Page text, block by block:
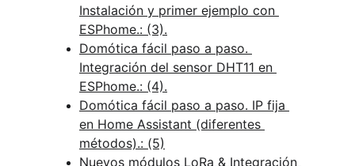
Instalación y primer ejemplo con
ESPhome.: (3).
Domótica fácil paso a paso.
Integración del sensor DHT11 en
ESPhome.: (4).
Domótica fácil paso a paso. IP fija
en Home Assistant (diferentes
métodos).: (5)
Nuevos módulos LoRa & Integración